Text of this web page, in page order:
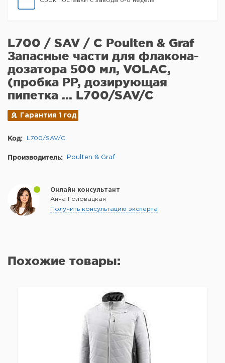
L700 / SAV / C Poulten & Graf
Запасные части для флакона-
дозатора 500 мл, VOLAC,
(пробка PP, дозирующая
пипетка ... L700/SAV/C
Гарантия 1 год
Код: L700/SAV/C
Производитель: Poulten & Graf
Онлайн консультант
Анна Головацкая
Получить консультацию эксперта
Похожие товары: